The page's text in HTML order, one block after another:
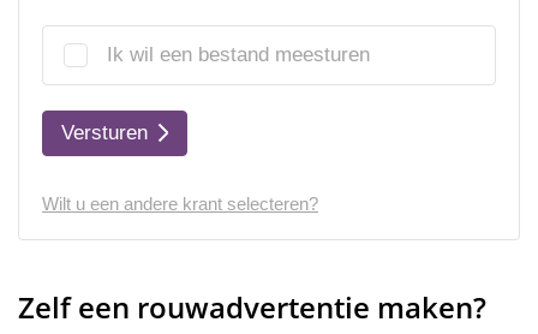
Ik wil een bestand meesturen
Versturen
Wilt u een andere krant selecteren?
Zelf een rouwadvertentie maken?